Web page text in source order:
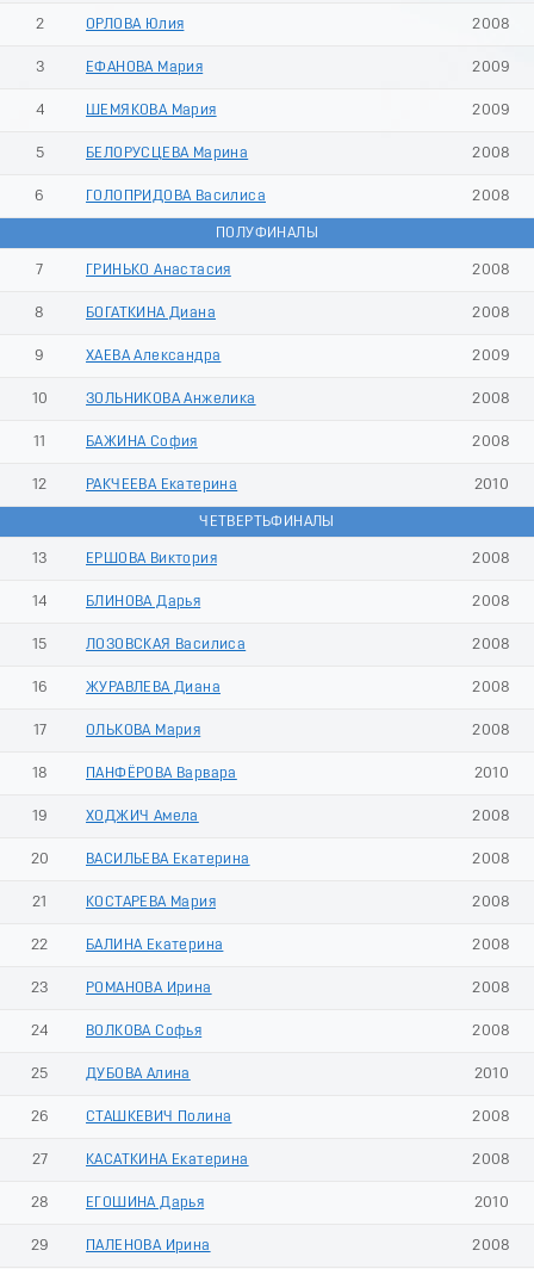
2 ОРЛОВА Юлия 2008
3 ЕФАНОВА Мария 2009
4 ШЕМЯКОВА Мария 2009
5 БЕЛОРУСЦЕВА Марина 2008
6 ГОЛОПРИДОВА Василиса 2008
ПОЛУФИНАЛЫ
7 ГРИНЬКО Анастасия 2008
8 БОГАТКИНА Диана 2008
9 ХАЕВА Александра 2009
10 ЗОЛЬНИКОВА Анжелика 2008
11 БАЖИНА София 2008
12 РАКЧЕЕВА Екатерина 2010
ЧЕТВЕРТЬФИНАЛЫ
13 ЕРШОВА Виктория 2008
14 БЛИНОВА Дарья 2008
15 ЛОЗОВСКАЯ Василиса 2008
16 ЖУРАВЛЕВА Диана 2008
17 ОЛЬКОВА Мария 2008
18 ПАНФЁРОВА Варвара 2010
19 ХОДЖИЧ Амела 2008
20 ВАСИЛЬЕВА Екатерина 2008
21 КОСТАРЕВА Мария 2008
22 БАЛИНА Екатерина 2008
23 РОМАНОВА Ирина 2008
24 ВОЛКОВА Софья 2008
25 ДУБОВА Алина 2010
26 СТАШКЕВИЧ Полина 2008
27 КАСАТКИНА Екатерина 2008
28 ЕГОШИНА Дарья 2010
29 ПАЛЕНОВА Ирина 2008